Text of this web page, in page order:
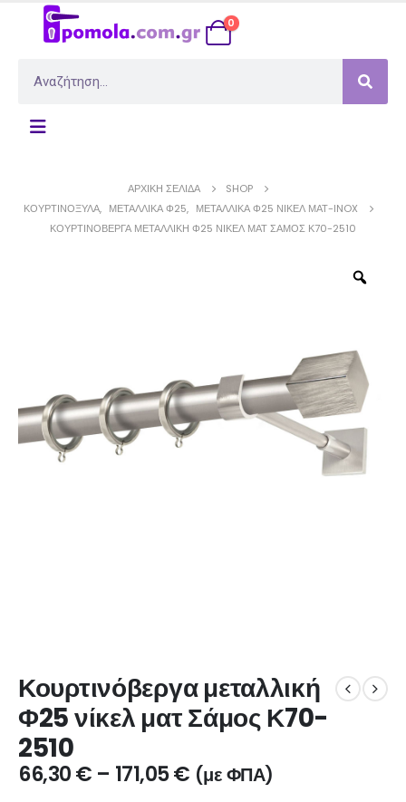
0
ΑΡΧΙΚΉ ΣΕΛΊΔΑ
SHOP
ΚΟΥΡΤΙΝΌΞΥΛΑ, ΜΕΤΑΛΛΙΚΆ Φ25, ΜΕΤΑΛΛΙΚΆ Φ25 ΝΊΚΕΛ ΜΆΤ-INOX
ΚΟΥΡΤΙΝΌΒΕΡΓΑ ΜΕΤΑΛΛΙΚΉ Φ25 ΝΊΚΕΛ ΜΑΤ ΣΆΜΟΣ Κ70-2510
Κουρτινόβεργα μεταλλική
Φ25 νίκελ ματ Σάμος Κ70-
2510
66,30€ – 171,05€ (με ΦΠΑ)